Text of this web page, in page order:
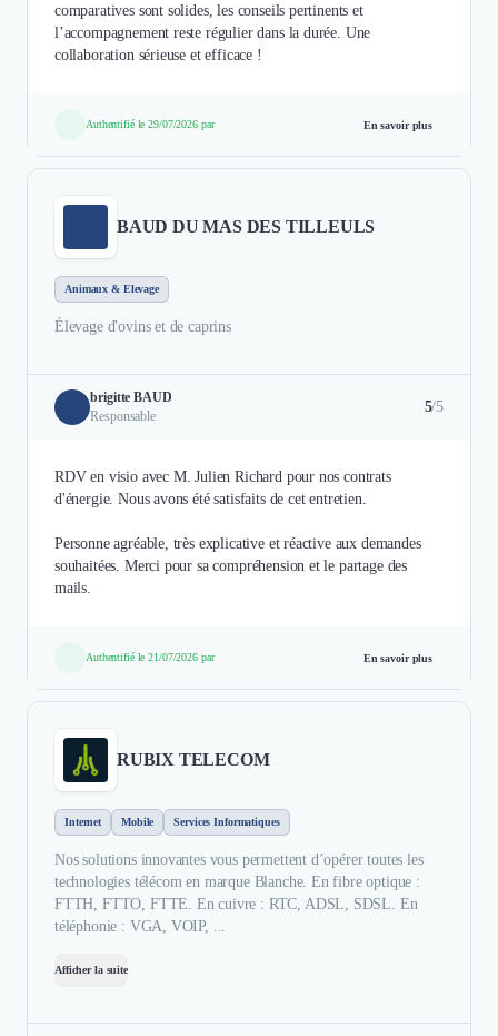
comparatives sont solides, les conseils pertinents et
l’accompagnement reste régulier dans la durée. Une
collaboration sérieuse et efficace !
Authentifié le 29/07/2026 par En savoir plus
BAUD DU MAS DES TILLEULS
Animaux & Elevage
Élevage d'ovins et de caprins
brigitte BAUD
Responsable
5/5
RDV en visio avec M. Julien Richard pour nos contrats
d'énergie. Nous avons été satisfaits de cet entretien.
Personne agréable, très explicative et réactive aux demandes
souhaitées. Merci pour sa compréhension et le partage des
mails.
Authentifié le 21/07/2026 par En savoir plus
RUBIX TELECOM
Internet Mobile Services Informatiques
Nos solutions innovantes vous permettent d’opérer toutes les
technologies télécom en marque Blanche. En fibre optique :
FTTH, FTTO, FTTE. En cuivre : RTC, ADSL, SDSL. En
téléphonie : VGA, VOIP, ...
Afficher la suite